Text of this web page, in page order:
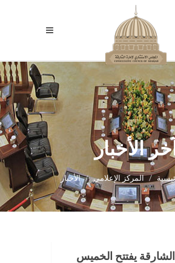
الأخبار
المركز الإعلامي الأخبار
يفتتح الخميس